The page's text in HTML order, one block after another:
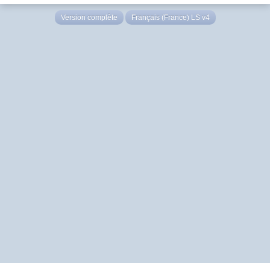
Version complète Français (France) LS v4